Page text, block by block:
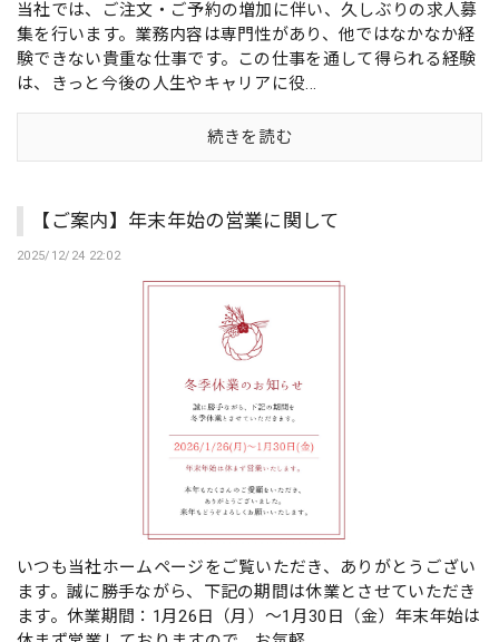
当社では、ご注文・ご予約の増加に伴い、久しぶりの求人募
集を行います。業務内容は専門性があり、他ではなかなか経
験できない貴重な仕事です。この仕事を通して得られる経験
は、きっと今後の人生やキャリアに役...
続きを読む
【ご案内】年末年始の営業に関して
2025/12/24 22:02
いつも当社ホームページをご覧いただき、ありがとうござい
ます。誠に勝手ながら、下記の期間は休業とさせていただき
ます。休業期間：1月26日（月）～1月30日（金）年末年始は